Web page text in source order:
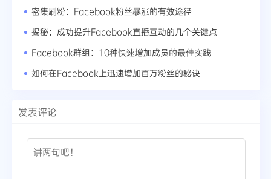
密集刷粉：Facebook粉丝暴涨的有效途径
揭秘：成功提升Facebook直播互动的几个关键点
Facebook群组：10种快速增加成员的最佳实践
如何在Facebook上迅速增加百万粉丝的秘诀
发表评论